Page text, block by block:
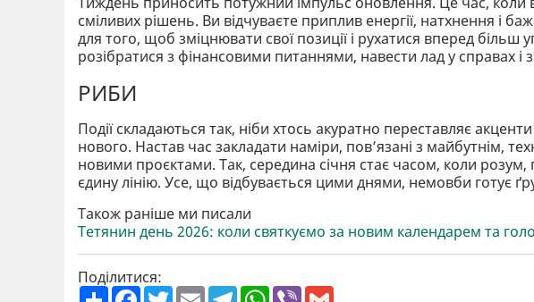
сміливих рішень. Ви відчуваєте приплив енергії, натхнення і
для того, щоб зміцнювати свої позиції і рухатися вперед
розібратися з фінансовими питаннями, навести лад у справах і
РИБИ
Події складаються так, ніби хтось акуратно переставляє
нового. Настав час закладати наміри, пов’язані з майбутнім,
новими проєктами. Так, середина січня стає часом, коли розум,
єдину лінію. Усе, що відбувається цими днями, немовби готує
Також раніше ми писали
Тетянин день 2026: коли святкуємо за новим календарем та
Поділитися:
П
F T E T W V